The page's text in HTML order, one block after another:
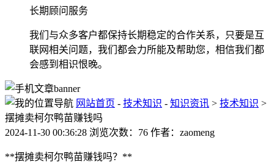
长期顾问服务
我们与众多客户都保持长期稳定的合作关系，只要是互
联网相关问题，我们都会力所能及帮助您，相信我们都
会感到相识恨晚。
网站首页 - 技术知识 - 知识资讯 > 技术知识 >
摆摊卖柯尔鸭苗赚钱吗
2024-11-30 00:36:28 浏览次数：76 作者：zaomeng
**摆摊卖柯尔鸭苗赚钱吗？**